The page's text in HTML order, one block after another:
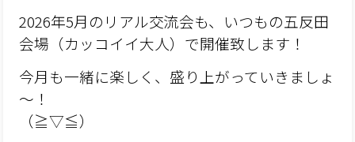
2026年5月のリアル交流会も、いつもの五反田
会場（カッコイイ大人）で開催致します！
今月も一緒に楽しく、盛り上がっていきましょ
～！
（≧▽≦）